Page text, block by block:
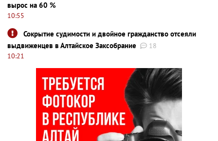
вырос на 60 %
10:55
Сокрытие судимости и двойное гражданство отсеяли
выдвиженцев в Алтайское Заксобрание
18
10:21